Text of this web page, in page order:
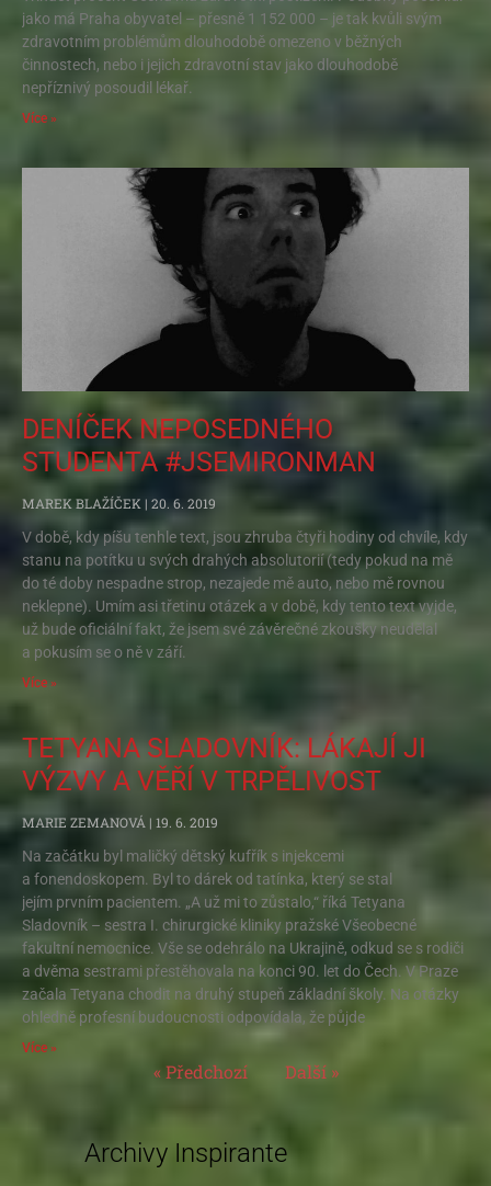
jako má Praha obyvatel – přesně 1 152 000 – je tak kvůli svým
zdravotním problémům dlouhodobě omezeno v běžných
činnostech, nebo i jejich zdravotní stav jako dlouhodobě
nepříznivý posoudil lékař.
Více »
DENÍČEK NEPOSEDNÉHO
STUDENTA #JSEMIRONMAN
MAREK BLAŽÍČEK
20. 6. 2019
V době, kdy píšu tenhle text, jsou zhruba čtyři hodiny od chvíle, kdy
stanu na potítku u svých drahých absolutorií (tedy pokud na mě
do té doby nespadne strop, nezajede mě auto, nebo mě rovnou
neklepne). Umím asi třetinu otázek a v době, kdy tento text vyjde,
už bude oficiální fakt, že jsem své závěrečné zkoušky neudělal
a pokusím se o ně v září.
Více »
TETYANA SLADOVNÍK: LÁKAJÍ JI
VÝZVY A VĚŘÍ V TRPĚLIVOST
MARIE ZEMANOVÁ
19. 6. 2019
Na začátku byl maličký dětský kufřík s injekcemi
a fonendoskopem. Byl to dárek od tatínka, který se stal
jejím prvním pacientem. „A už mi to zůstalo,“ říká Tetyana
Sladovník – sestra I. chirurgické kliniky pražské Všeobecné
fakultní nemocnice. Vše se odehrálo na Ukrajině, odkud se s rodiči
a dvěma sestrami přestěhovala na konci 90. let do Čech. V Praze
začala Tetyana chodit na druhý stupeň základní školy. Na otázky
ohledně profesní budoucnosti odpovídala, že půjde
Více »
« Předchozí Další »
Archivy Inspirante